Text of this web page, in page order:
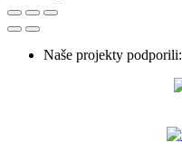
Naše projekty podporili: